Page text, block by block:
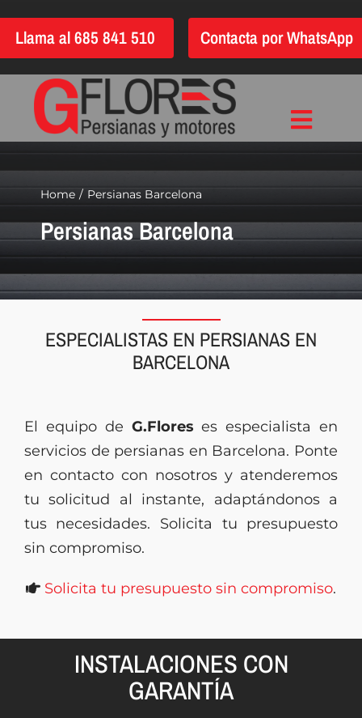
contenido
Llama al 685 841 510 Contacta por WhatsApp
Toggle
Instalación
Reparación
Motorización
Automatización
Home Persianas Barcelona
Persianas Barcelona
ESPECIALISTAS EN PERSIANAS EN
BARCELONA
El equipo de G.Flores es especialista en
servicios de persianas en Barcelona. Ponte
en contacto con nosotros y atenderemos
tu solicitud al instante, adaptándonos a
tus necesidades. Solicita tu presupuesto
sin compromiso.
Solicita tu presupuesto sin compromiso.
INSTALACIONES CON
GARANTÍA